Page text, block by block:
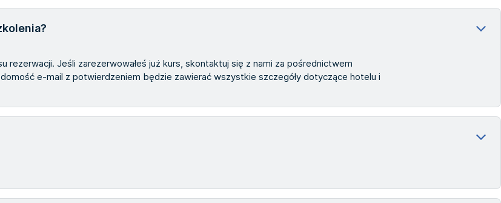
Jeśli zarezerwowałeś już kurs, skontaktuj się z nami za pośrednictwem
e-mail z potwierdzeniem będzie zawierać wszystkie szczegóły dotyczące hotelu i